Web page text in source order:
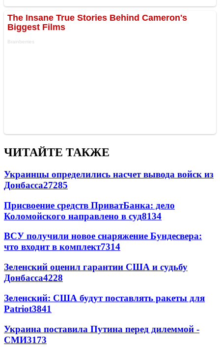
ЧИТАЙТЕ ТАКЖЕ
Украинцы определились насчет вывода войск из
Донбасса27285
Присвоение средств ПриватБанка: дело
Коломойского направлено в суд8134
ВСУ получили новое снаряжение Бундесвера:
что входит в комплект7314
Зеленский оценил гарантии США и судьбу
Донбасса4228
Зеленский: США будут поставлять ракеты для
Patriot3841
Украина поставила Путина перед дилеммой -
СМИ3173